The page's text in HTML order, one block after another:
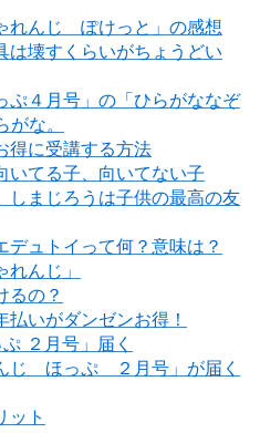
れんじ ぽけっと」の感想
は壊すくらいがちょうどい
ぷ４月号」の「ひらがななぞ
な。
得に受講する方法
いてる子、向いてない子
しまじろうは子供の最高の友
デュトイって何？意味は？
んじ」
るの？
払いがダンゼンお得！
２月号」届く
じ ほっぷ ２月号」が届く
ット